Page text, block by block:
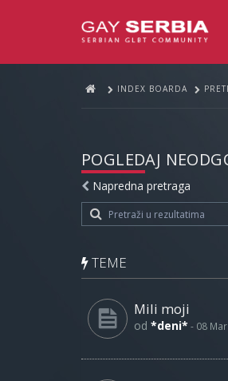
INDEX BOARDA
POGLEDAJ
Napredna pretraga
TEME
Mili moji
od *deni* - 08